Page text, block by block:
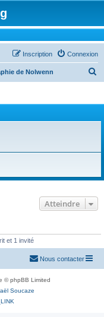
Connexion
Inscription
de Nolwenn
r
Atteindre
et 1 invité
Nous contacter
© phpBB Limited
Soucaze